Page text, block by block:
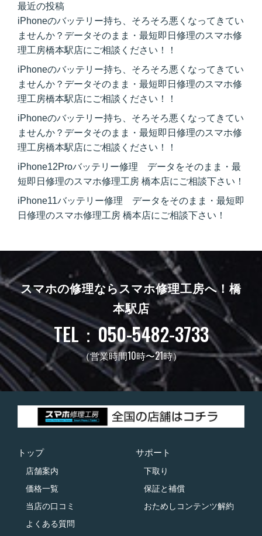
最近の投稿
iPhoneのバッテリー持ち、そろそろ悪くなってきてい
ませんか？データそのまま・最短即日修理のスマホ修
理工房橋本駅店にご相談ください！！
iPhoneのバッテリー持ち、そろそろ悪くなってきてい
ませんか？データそのまま・最短即日修理のスマホ修
理工房橋本駅店にご相談ください！！
iPhoneのバッテリー持ち、そろそろ悪くなってきてい
ませんか？データそのまま・最短即日修理のスマホ修
理工房橋本駅店にご相談ください！！
iPhone12Proバッテリー修理 データをそのまま・最
短即日修理のスマホ修理工房 橋本店にご相談下さい！
iPhone11バッテリー修理 データをそのまま・最短即
日修理のスマホ修理工房 橋本店にご相談下さい！
スマホの修理ならスマホ修理工房へ！ 橋
本駅店
TEL：050-5482-3733
（営業時間10時〜21時）
トップ
店舗案内
価格一覧
当店の口コミ
よくある質問
サポート
下取り
保証と補償
おためしコンテンツ解約